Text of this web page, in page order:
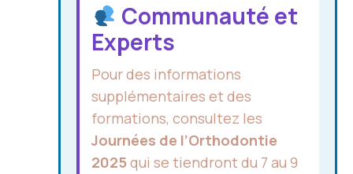
Communauté et
Experts
Pour des informations
supplémentaires et des
formations, consultez les
Journées de l’Orthodontie
2025qui se tiendront du 7 au 9